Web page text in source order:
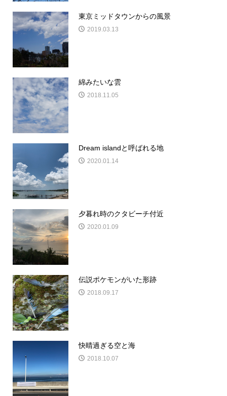
東京ミッドタウンからの風景
2019.03.13
綿みたいな雲
2018.11.05
Dream islandと呼ばれる地
2020.01.14
夕暮れ時のクタビーチ付近
2020.01.09
伝説ポケモンがいた形跡
2018.09.17
快晴過ぎる空と海
2018.10.07